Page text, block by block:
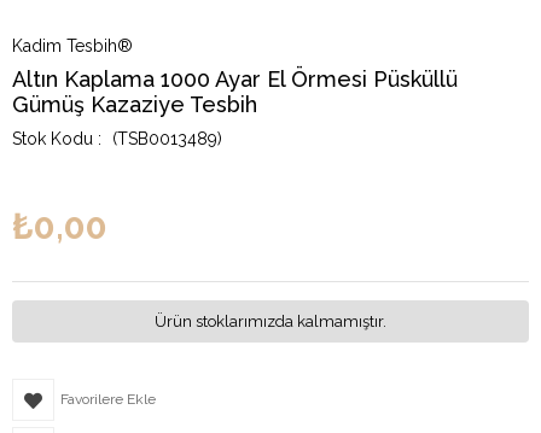
Kadim Tesbih®
Altın Kaplama 1000 Ayar El Örmesi Püsküllü
Gümüş Kazaziye Tesbih
(TSB0013489)
₺0,00
Ürün stoklarımızda kalmamıştır.
Favorilere Ekle